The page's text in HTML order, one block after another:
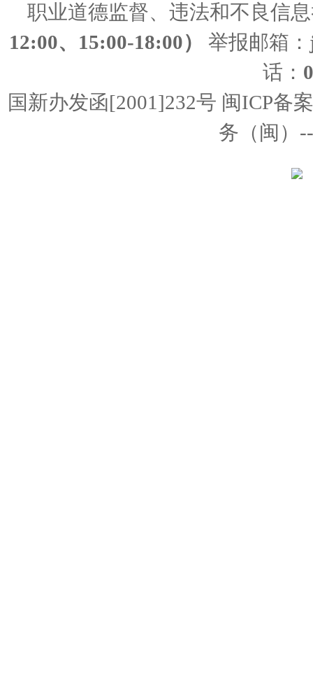
职业道德监督、违法和不良信
12:00、15:00-18:00）
举报邮箱：
话：
国新办发函[2001]232号 闽ICP备
务（闽）